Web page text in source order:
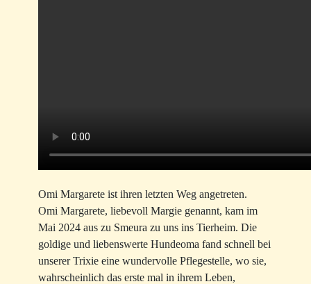
Omi Margarete ist ihren letzten Weg angetreten.
Omi Margarete, liebevoll Margie genannt, kam im
Mai 2024 aus zu Smeura zu uns ins Tierheim. Die
goldige und liebenswerte Hundeoma fand schnell bei
unserer Trixie eine wundervolle Pflegestelle, wo sie,
wahrscheinlich das erste mal in ihrem Leben,